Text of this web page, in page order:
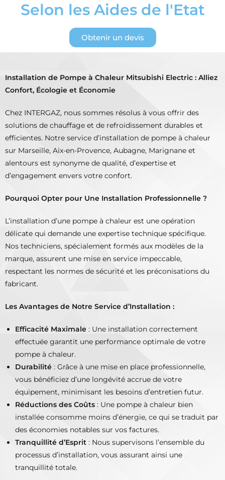
Selon les Aides de l'Etat
Obtenir un devis
Installation de Pompe à Chaleur Mitsubishi Electric : Alliez
Confort, Écologie et Économie
Chez INTERGAZ, nous sommes résolus à vous offrir des
solutions de chauffage et de refroidissement durables et
efficientes. Notre service d’installation de pompe à chaleur
sur Marseille, Aix-en-Provence, Aubagne, Marignane et
alentours est synonyme de qualité, d’expertise et
d’engagement envers votre confort.
Pourquoi Opter pour Une Installation Professionnelle ?
L’installation d’une pompe à chaleur est une opération
délicate qui demande une expertise technique spécifique.
Nos techniciens, spécialement formés aux modèles de la
marque, assurent une mise en service impeccable,
respectant les normes de sécurité et les préconisations du
fabricant.
Les Avantages de Notre Service d’Installation :
Efficacité Maximale : Une installation correctement
effectuée garantit une performance optimale de votre
pompe à chaleur.
Durabilité : Grâce à une mise en place professionnelle,
vous bénéficiez d’une longévité accrue de votre
équipement, minimisant les besoins d’entretien futur.
Réductions des Coûts : Une pompe à chaleur bien
installée consomme moins d’énergie, ce qui se traduit par
des économies notables sur vos factures.
Tranquillité d’Esprit : Nous supervisons l’ensemble du
processus d’installation, vous assurant ainsi une
tranquillité totale.